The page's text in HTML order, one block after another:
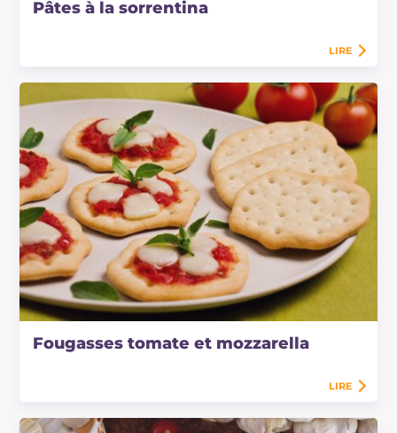
Pâtes à la sorrentina
LIRE
Fougasses tomate et mozzarella
LIRE